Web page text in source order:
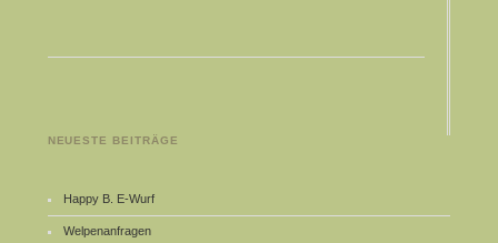
NEUESTE BEITRÄGE
Happy B. E-Wurf
Welpenanfragen